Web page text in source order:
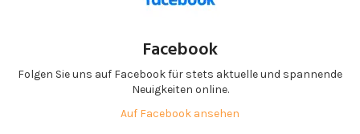
Facebook
Folgen Sie uns auf Facebook für stets aktuelle und spannende
Neuigkeiten online.
Auf Facebook ansehen